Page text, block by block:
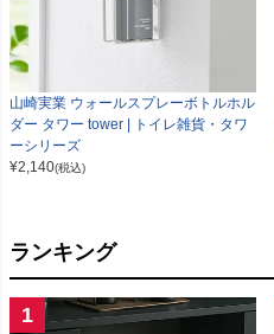
山崎実業 ウォールスプレーボトルホル
ダー タワー tower | トイレ雑貨・タワ
ーシリーズ
¥2,140(税込)
ランキング
1